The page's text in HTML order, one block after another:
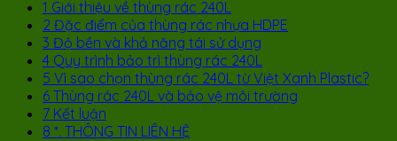
1 Giới thiệu về thùng rác 240L
2 Đặc điểm của thùng rác nhựa HDPE
3 Độ bền và khả năng tái sử dụng
4 Quy trình bảo trì thùng rác 240L
5 Vì sao chọn thùng rác 240L từ Việt Xanh Plastic?
6 Thùng rác 240L và bảo vệ môi trường
7 Kết luận
8 *. THÔNG TIN LIÊN HỆ